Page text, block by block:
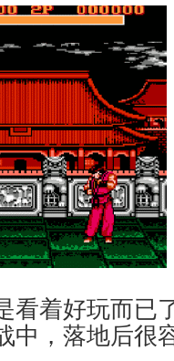
看着好玩而已
中，落地后很